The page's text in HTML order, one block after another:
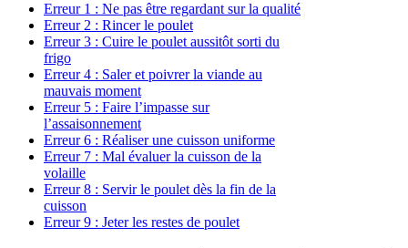
Erreur 1 : Ne pas être regardant sur la qualité
Erreur 2 : Rincer le poulet
Erreur 3 : Cuire le poulet aussitôt sorti du
frigo
Erreur 4 : Saler et poivrer la viande au
mauvais moment
Erreur 5 : Faire l’impasse sur
l’assaisonnement
Erreur 6 : Réaliser une cuisson uniforme
Erreur 7 : Mal évaluer la cuisson de la
volaille
Erreur 8 : Servir le poulet dès la fin de la
cuisson
Erreur 9 : Jeter les restes de poulet